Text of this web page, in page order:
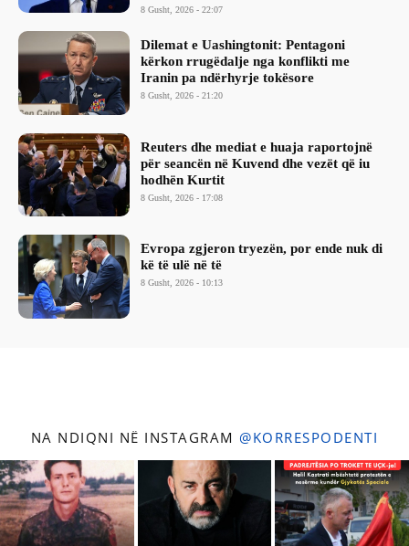
8 Gusht, 2026 - 22:07
Dilemat e Uashingtonit: Pentagoni
kërkon rrugëdalje nga konflikti me
Iranin pa ndërhyrje tokësore
8 Gusht, 2026 - 21:20
Reuters dhe mediat e huaja raportojnë
për seancën në Kuvend dhe vezët që iu
hodhën Kurtit
8 Gusht, 2026 - 17:08
Evropa zgjeron tryezën, por ende nuk di
kë të ulë në të
8 Gusht, 2026 - 10:13
NA NDIQNI NË INSTAGRAM @KORRESPODENTI